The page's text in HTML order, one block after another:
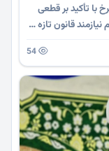
با تأکید بر قطعی
قانون تازه …